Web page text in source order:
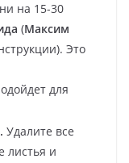
на 15-30
(Максим
Это
для
Удалите все
листья и